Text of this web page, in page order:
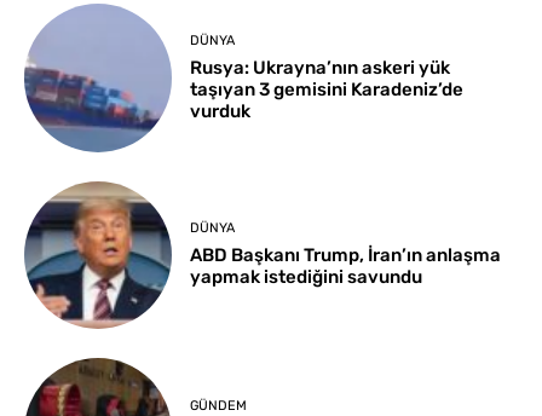
DÜNYA
Rusya: Ukrayna’nın askeri yük
taşıyan 3 gemisini Karadeniz’de
vurduk
DÜNYA
ABD Başkanı Trump, İran’ın anlaşma
yapmak istediğini savundu
GÜNDEM